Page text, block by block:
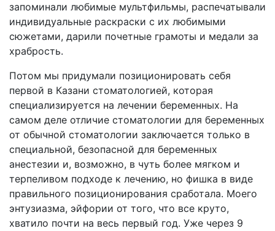
запоминали любимые мультфильмы, распечатывали
индивидуальные раскраски с их любимыми
сюжетами, дарили почетные грамоты и медали за
храбрость.
Потом мы придумали позиционировать себя
первой в Казани стоматологией, которая
специализируется на лечении беременных. На
самом деле отличие стоматологии для беременных
от обычной стоматологии заключается только в
специальной, безопасной для беременных
анестезии и, возможно, в чуть более мягком и
терпеливом подходе к лечению, но фишка в виде
правильного позиционирования сработала. Моего
энтузиазма, эйфории от того, что все круто,
хватило почти на весь первый год. Уже через 9